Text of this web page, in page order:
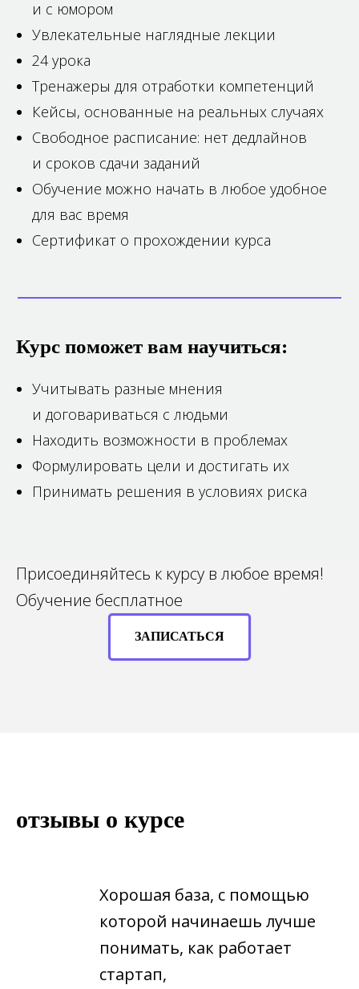
и с юмором
Увлекательные наглядные лекции
24 урока
Тренажеры для отработки компетенций
Кейсы, основанные на реальных случаях
Свободное расписание: нет дедлайнов
и сроков сдачи заданий
Обучение можно начать в любое удобное
для вас время
Сертификат о прохождении курса
Курс поможет вам научиться:
Учитывать разные мнения
и договариваться с людьми
Находить возможности в проблемах
Формулировать цели и достигать их
Принимать решения в условиях риска
Присоединяйтесь к курсу в любое время!
Обучение бесплатное
ЗАПИСАТЬСЯ
отзывы о курсе
Хорошая база, с помощью
которой начинаешь лучше
понимать, как работает
стартап,
Нейросети Все тематики
+15